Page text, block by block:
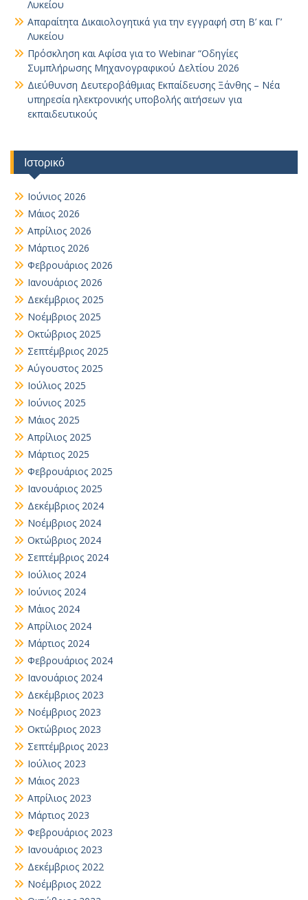
Λυκείου
Απαραίτητα Δικαιολογητικά για την εγγραφή στη Β’ και Γ’
Λυκείου
Πρόσκληση και Αφίσα για το Webinar “Οδηγίες
Συμπλήρωσης Μηχανογραφικού Δελτίου 2026
Διεύθυνση Δευτεροβάθμιας Εκπαίδευσης Ξάνθης – Νέα
υπηρεσία ηλεκτρονικής υποβολής αιτήσεων για
εκπαιδευτικούς
Ιστορικό
Ιούνιος 2026
Μάιος 2026
Απρίλιος 2026
Μάρτιος 2026
Φεβρουάριος 2026
Ιανουάριος 2026
Δεκέμβριος 2025
Νοέμβριος 2025
Οκτώβριος 2025
Σεπτέμβριος 2025
Αύγουστος 2025
Ιούλιος 2025
Ιούνιος 2025
Μάιος 2025
Απρίλιος 2025
Μάρτιος 2025
Φεβρουάριος 2025
Ιανουάριος 2025
Δεκέμβριος 2024
Νοέμβριος 2024
Οκτώβριος 2024
Σεπτέμβριος 2024
Ιούλιος 2024
Ιούνιος 2024
Μάιος 2024
Απρίλιος 2024
Μάρτιος 2024
Φεβρουάριος 2024
Ιανουάριος 2024
Δεκέμβριος 2023
Νοέμβριος 2023
Οκτώβριος 2023
Σεπτέμβριος 2023
Ιούλιος 2023
Μάιος 2023
Απρίλιος 2023
Μάρτιος 2023
Φεβρουάριος 2023
Ιανουάριος 2023
Δεκέμβριος 2022
Νοέμβριος 2022